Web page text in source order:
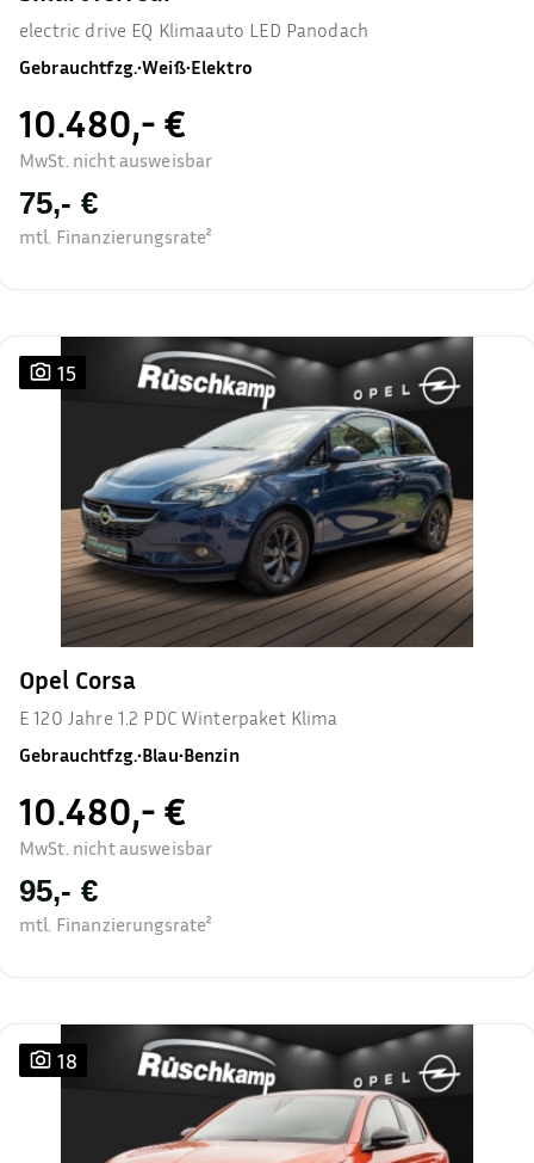
electric drive EQ Klimaauto LED Panodach
Gebrauchtfzg.•Weiß•Elektro
10.480,- €
MwSt. nicht ausweisbar
75,- €
mtl. Finanzierungsrate²
15
Opel Corsa
E 120 Jahre 1.2 PDC Winterpaket Klima
Gebrauchtfzg.•Blau•Benzin
10.480,- €
MwSt. nicht ausweisbar
95,- €
mtl. Finanzierungsrate²
18